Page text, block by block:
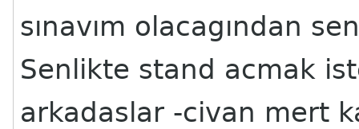
sınavım olacagından
Senlikte stand acmak
arkadaslar -civan mert